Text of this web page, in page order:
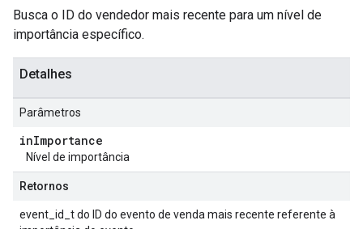
Busca o ID do vendedor mais recente para um nível de
importância específico.
Detalhes
Parâmetros
inImportance
Nível de importância
Retornos
event_id_t do ID do evento de venda mais recente referente à